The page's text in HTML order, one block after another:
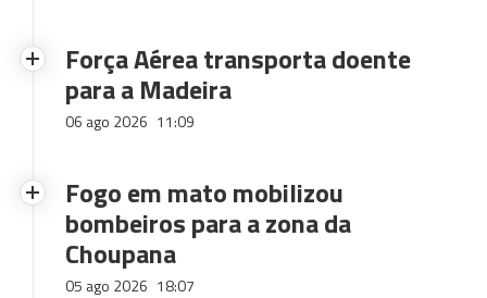
Força Aérea transporta doente
para a Madeira
06 ago 2026 11:09
Fogo em mato mobilizou
bombeiros para a zona da
Choupana
05 ago 2026 18:07